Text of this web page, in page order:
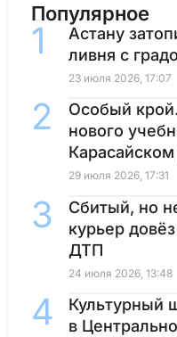
Популярное
Астану
ливня с
23 июля 2026, 17:07
Особый
нового
29 июля 2026, 17:31
Сбитый, но
курьер
ДТП
24 июля 2026, 13:48
Культурный
в